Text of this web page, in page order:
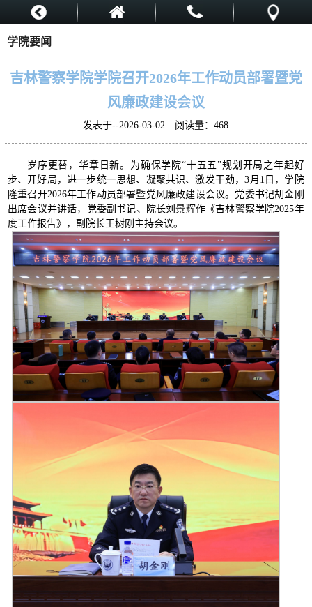
学院要闻
吉林警察学院学院召开2026年工作动员部署暨党
风廉政建设会议
发表于--2026-03-02 阅读量：468
岁序更替，华章日新。为确保学院“十五五”规划开局之年起好
步、开好局，进一步统一思想、凝聚共识、激发干劲，3月1日，学院
隆重召开2026年工作动员部署暨党风廉政建设会议。党委书记胡金刚
出席会议并讲话，党委副书记、院长刘景辉作《吉林警察学院2025年
度工作报告》，副院长王树刚主持会议。